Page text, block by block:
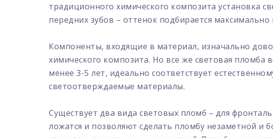
традиционного химического композита установка
передних зубов – оттенок подбирается
Компоненты, входящие в материал, изначально
химического композита. Но все же световая пломба
менее 3-5 лет, идеально соответствует
светоотверждаемые материалы.
Существует два вида световых пломб – для
ложатся и позволяют сделать пломбу незаметной и